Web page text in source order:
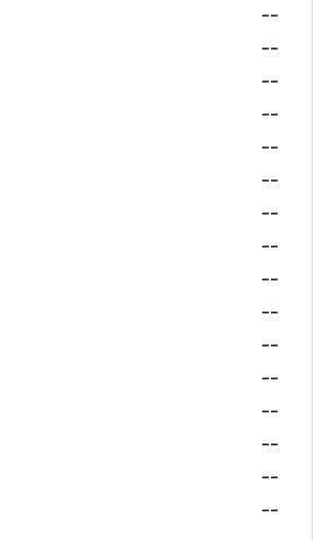
--
--
--
--
--
--
--
--
--
--
--
--
--
--
--
--